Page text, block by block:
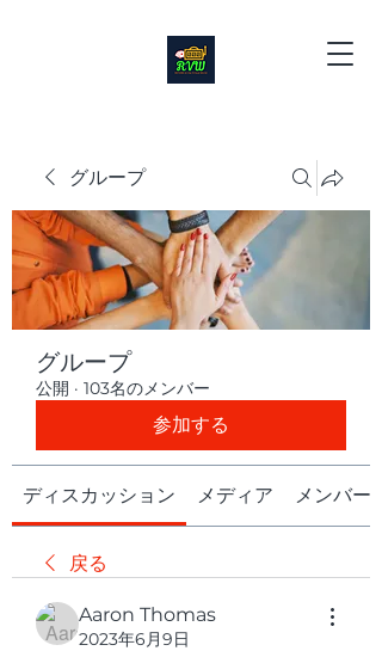
グループ
グループ
公開 · 103名のメンバー
参加する
ディスカッション メディア メンバー
戻る
Aaron Thomas
2023年6月9日